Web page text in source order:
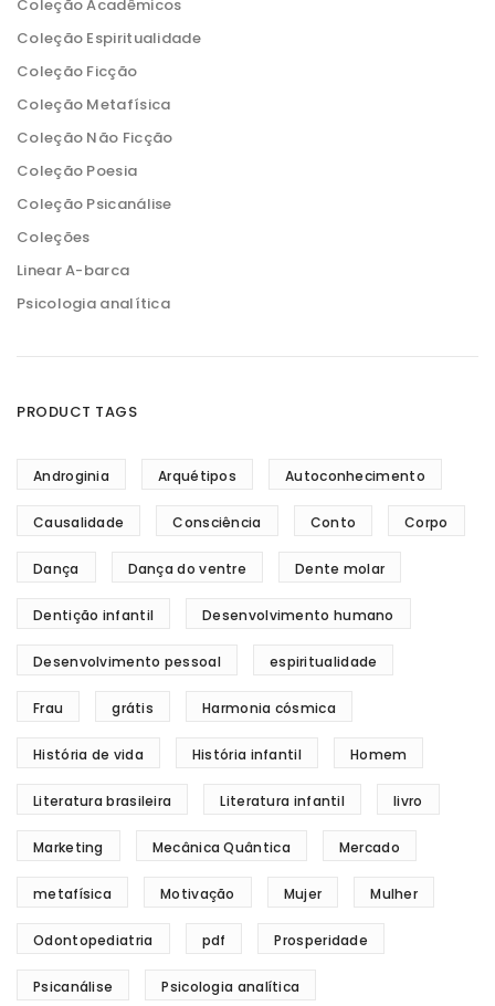
Coleção Acadêmicos
Coleção Espiritualidade
Coleção Ficção
Coleção Metafísica
Coleção Não Ficção
Coleção Poesia
Coleção Psicanálise
Coleções
Linear A-barca
Psicologia analítica
PRODUCT TAGS
Androginia Arquétipos Autoconhecimento
Causalidade Consciência Conto Corpo
Dança Dança do ventre Dente molar
Dentição infantil Desenvolvimento humano
Desenvolvimento pessoal espiritualidade
Frau grátis Harmonia cósmica
História de vida História infantil Homem
Literatura brasileira Literatura infantil livro
Marketing Mecânica Quântica Mercado
metafísica Motivação Mujer Mulher
Odontopediatria pdf Prosperidade
Psicanálise Psicologia analítica